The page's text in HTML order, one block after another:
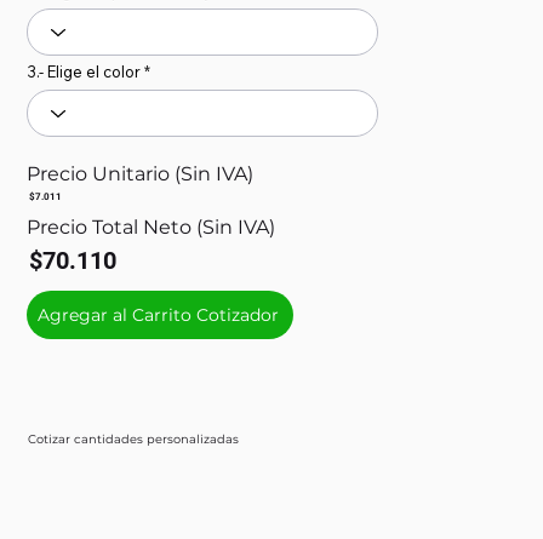
Cotizar cantidades personalizadas
3.- Elige el color
Precio Unitario (Sin IVA)
$7.011
Precio Total Neto (Sin IVA)
$70.110
Agregar al Carrito Cotizador